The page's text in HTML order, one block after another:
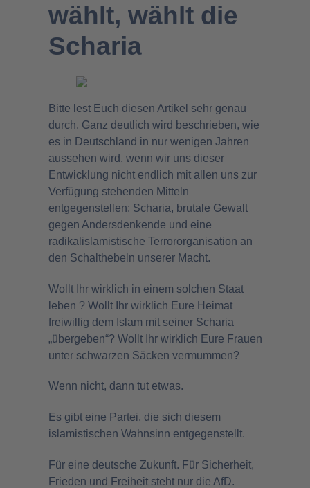
wählt, wählt die
Scharia
Bitte lest Euch diesen Artikel sehr genau
durch. Ganz deutlich wird beschrieben, wie
es in Deutschland in nur wenigen Jahren
aussehen wird, wenn wir uns dieser
Entwicklung nicht endlich mit allen uns zur
Verfügung stehenden Mitteln
entgegenstellen: Scharia, brutale Gewalt
gegen Andersdenkende und eine
radikalislamistische Terrororganisation an
den Schalthebeln unserer Macht.
Wollt Ihr wirklich in einem solchen Staat
leben ? Wollt Ihr wirklich Eure Heimat
freiwillig dem Islam mit seiner Scharia
„übergeben“? Wollt Ihr wirklich Eure Frauen
unter schwarzen Säcken vermummen?
Wenn nicht, dann tut etwas.
Es gibt eine Partei, die sich diesem
islamistischen Wahnsinn entgegenstellt.
Für eine deutsche Zukunft. Für Sicherheit,
Frieden und Freiheit steht nur die AfD.